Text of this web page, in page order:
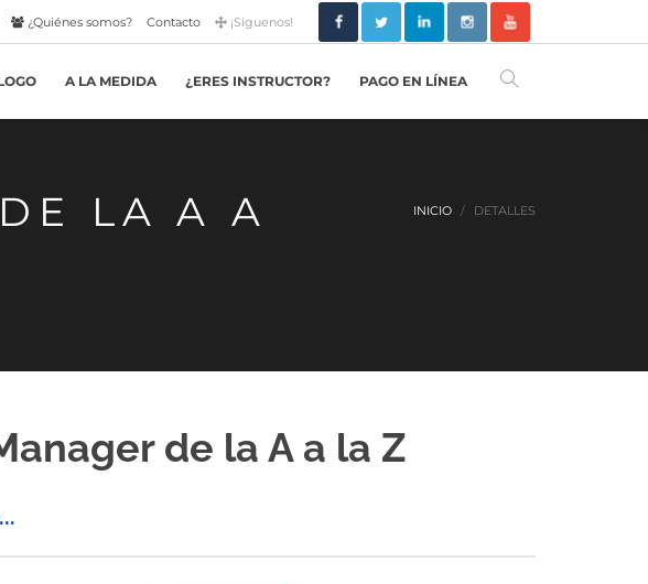
¿Quiénes somos? Contacto ¡Siguenos!
A LA MEDIDA ¿ERES INSTRUCTOR? PAGO EN LÍNEA
LA A A
INICIO DETALLES
de la A a la Z